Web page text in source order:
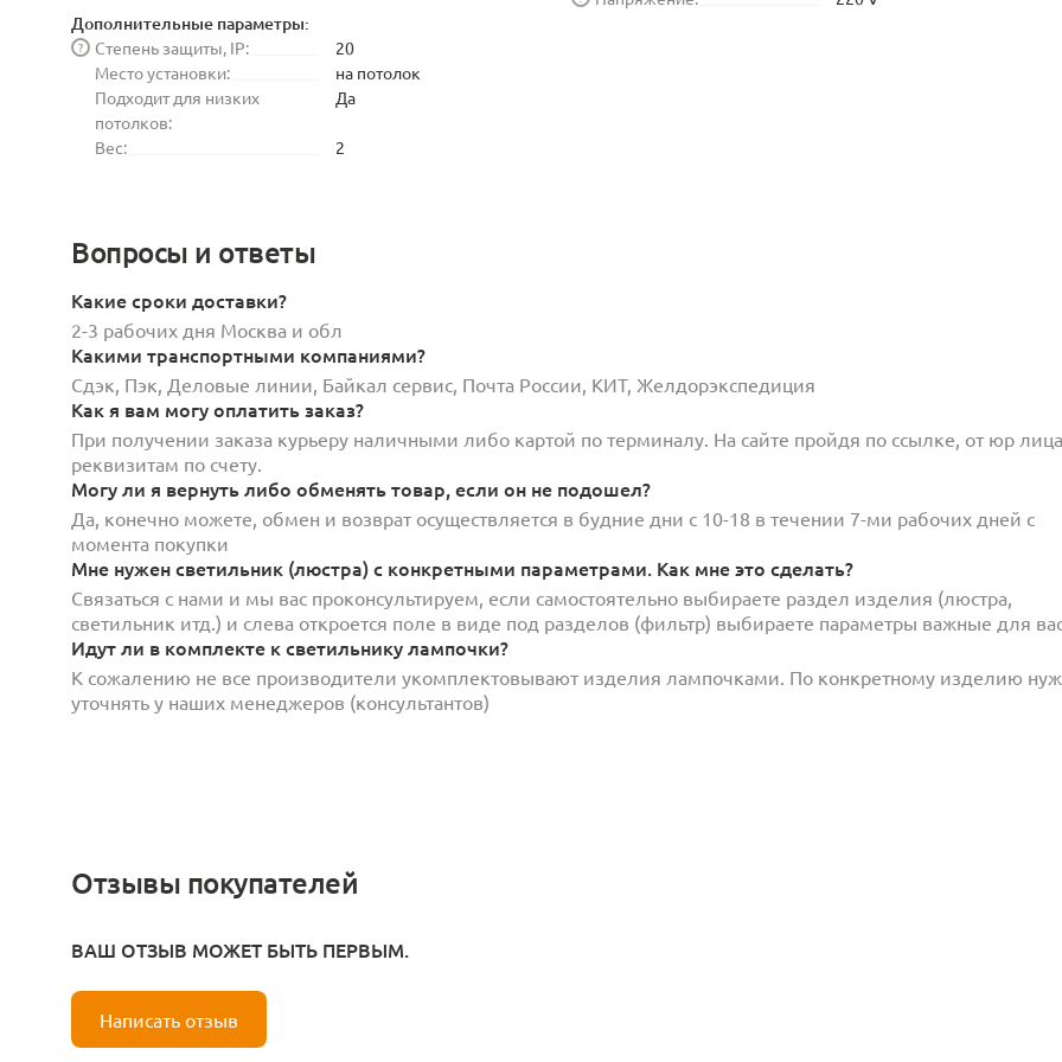
Дополнительные параметры:
Степень защиты, IP:
?
20
Место установки:
на потолок
Подходит для низких
потолков:
Да
Вес: 2
Вопросы и ответы
Какие сроки доставки?
2-3 рабочих дня Москва и обл
Какими транспортными компаниями?
Сдэк, Пэк, Деловые линии, Байкал сервис, Почта России, КИТ, Желдорэкспедиция
Как я вам могу оплатить заказ?
При получении заказа курьеру наличными либо картой по терминалу. На сайте пройдя по ссылке, от юр
реквизитам по счету.
Могу ли я вернуть либо обменять товар, если он не подошел?
Да, конечно можете, обмен и возврат осуществляется в будние дни с 10-18 в течении 7-ми рабочих дней с
момента покупки
Мне нужен светильник (люстра) с конкретными параметрами. Как мне это сделать?
Связаться с нами и мы вас проконсультируем, если самостоятельно выбираете раздел изделия (люстра,
светильник итд.) и слева откроется поле в виде под разделов (фильтр) выбираете параметры важные для
Идут ли в комплекте к светильнику лампочки?
К сожалению не все производители укомплектовывают изделия лампочками. По конкретному изделию
уточнять у наших менеджеров (консультантов)
Отзывы покупателей
ВАШ ОТЗЫВ МОЖЕТ БЫТЬ ПЕРВЫМ.
Написать отзыв